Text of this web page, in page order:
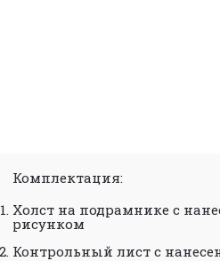
Комплектация:
Холст на подрамнике с
рисунком
Контрольный лист с